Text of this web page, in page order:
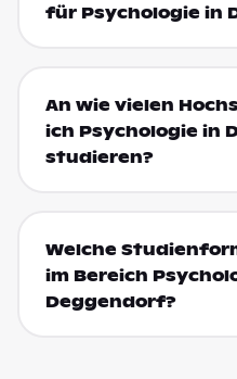
für Psychologie in
An wie vielen
ich Psychologie in
studieren?
Welche
im Bereich
Deggendorf?